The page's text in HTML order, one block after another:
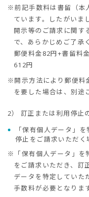
※前記手数料は書留（本
ています。したがいま
開示等のご請求に関す
で、あらかじめご了承
郵便料金82円+書留料
612円
※開示方法により郵便料
を要した場合は、別途
2）
訂正または利用停止
「保有個人データ」
停止をご請求いただく
※「保有個人データ」を
をご請求いただき、訂
データを特定していた
手数料が必要となりま